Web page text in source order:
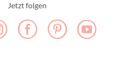
Jetzt folgen